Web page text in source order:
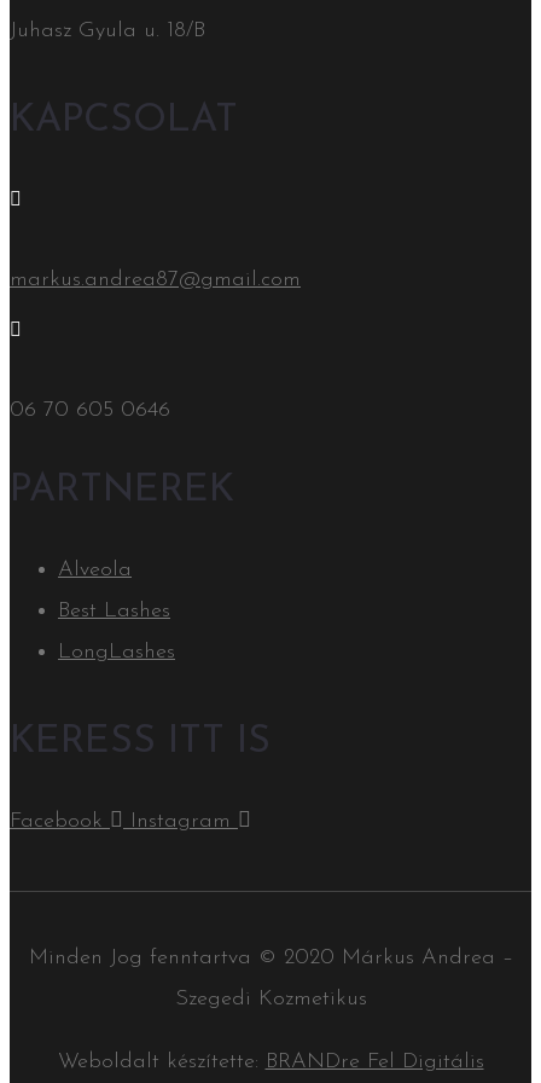
Juhasz Gyula u. 18/B
KAPCSOLAT
markus.andrea87@gmail.com
06 70 605 0646
PARTNEREK
Alveola
Best Lashes
LongLashes
KERESS ITT IS
Facebook Instagram
Minden Jog fenntartva © 2020 Márkus Andrea –
Szegedi Kozmetikus
Weboldalt készítette: BRANDre Fel Digitális